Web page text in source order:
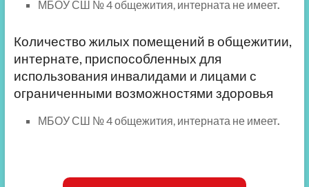
МБОУ СШ № 4 общежития, интерната не имеет.
Количество жилых помещений в общежитии,
интернате, приспособленных для
использования инвалидами и лицами с
ограниченными возможностями здоровья
МБОУ СШ № 4 общежития, интерната не имеет.